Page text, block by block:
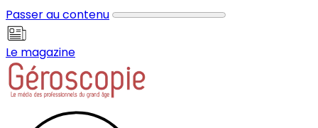
Passer au contenu
Le magazine
Panneau de gestion des cookies